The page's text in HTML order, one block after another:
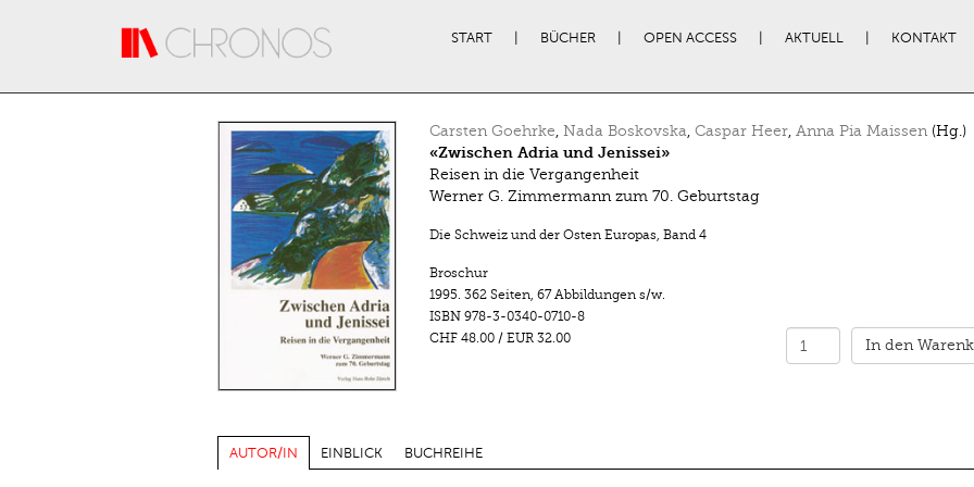
START BÜCHER OPEN ACCESS AKTUELL KONTAKT
Carsten Goehrke, Nada Boskovska, Caspar Heer, Anna Pia Maissen(Hg.)
«Zwischen Adria und Jenissei»
Reisen in die Vergangenheit
Werner G. Zimmermann zum 70. Geburtstag
Die Schweiz und der Osten Europas, Band 4
Broschur
1995. 362 Seiten, 67 Abbildungen s/w.
ISBN 978-3-0340-0710-8
CHF 48.00/ EUR 32.00 In den
AUTOR/IN EINBLICK BUCHREIHE